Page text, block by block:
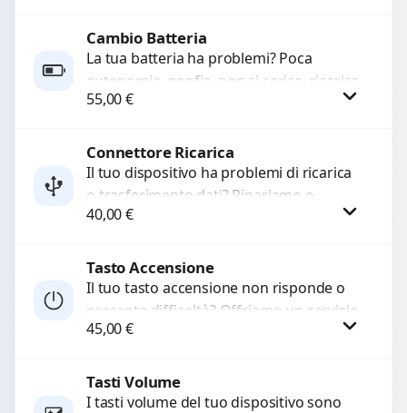
Procedi
Cambio Batteria
La tua batteria ha problemi? Poca
autonomia, gonfia, non si carica, ricarica
lenta o cicli di ricarica esauriti?
55,00€
Procedi
Connettore Ricarica
Il tuo dispositivo ha problemi di ricarica
o trasferimento dati? Ripariamo o
sostituiamo connettori di ricarica guasti,
40,00€
Procedi
Tasto Accensione
Il tuo tasto accensione non risponde o
presenta difficoltà? Offriamo un servizio
professionale di riparazione o
45,00€
Tasti Volume
I tasti volume del tuo dispositivo sono